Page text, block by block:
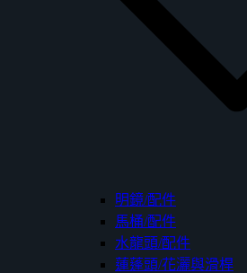
明鏡/配件
馬桶/配件
水龍頭/配件
蓮蓬頭/花灑與滑桿